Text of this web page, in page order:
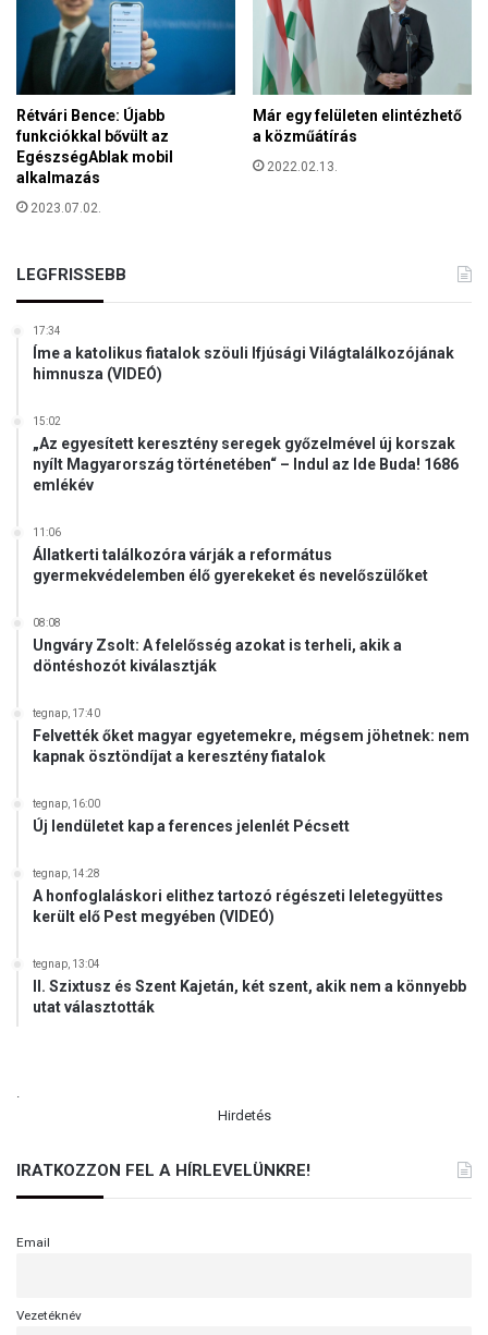
Rétvári Bence: Újabb
funkciókkal bővült az
EgészségAblak mobil
alkalmazás
2023.07.02.
Már egy felületen elintézhető
a közműátírás
2022.02.13.
LEGFRISSEBB
17:34
Íme a katolikus fiatalok szöuli Ifjúsági Világtalálkozójának
himnusza (VIDEÓ)
15:02
„Az egyesített keresztény seregek győzelmével új korszak
nyílt Magyarország történetében“ – Indul az Ide Buda! 1686
emlékév
11:06
Állatkerti találkozóra várják a református
gyermekvédelemben élő gyerekeket és nevelőszülőket
08:08
Ungváry Zsolt: A felelősség azokat is terheli, akik a
döntéshozót kiválasztják
tegnap, 17:40
Felvették őket magyar egyetemekre, mégsem jöhetnek: nem
kapnak ösztöndíjat a keresztény fiatalok
tegnap, 16:00
Új lendületet kap a ferences jelenlét Pécsett
tegnap, 14:28
A honfoglaláskori elithez tartozó régészeti leletegyüttes
került elő Pest megyében (VIDEÓ)
tegnap, 13:04
II. Szixtusz és Szent Kajetán, két szent, akik nem a könnyebb
utat választották
.
Hirdetés
IRATKOZZON FEL A HÍRLEVELÜNKRE!
Email
Vezetéknév